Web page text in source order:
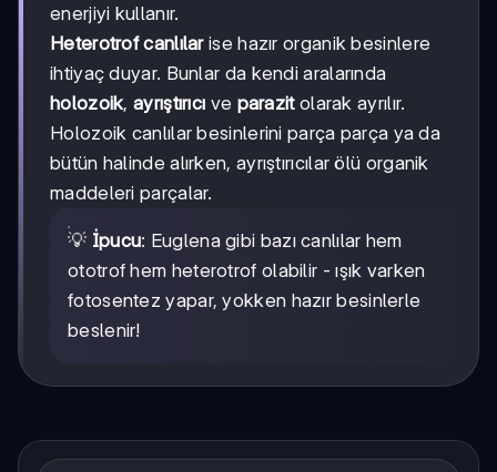
enerjiyi kullanır.
Heterotrof canlılarise hazır organik besinlere
ihtiyaç duyar. Bunlar da kendi aralarında
holozoik,ayrıştırıcı ve parazitolarak ayrılır.
Holozoik canlılar besinlerini parça parça ya da
bütün halinde alırken, ayrıştırıcılar ölü organik
maddeleri parçalar.
💡 İpucu: Euglena gibi bazı canlılar hem
ototrof hem heterotrof olabilir - ışık varken
fotosentez yapar, yokken hazır besinlerle
beslenir!